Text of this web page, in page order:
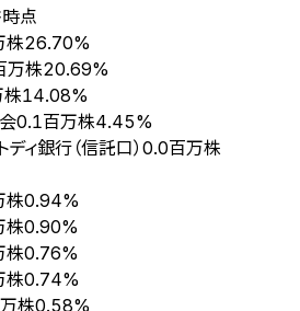
点
株26.70%
万株20.69%
14.08%
0.1百万株4.45%
ィ銀行（信託口） 0.0百万株
株0.94%
株0.90%
株0.76%
株0.74%
株0.58%